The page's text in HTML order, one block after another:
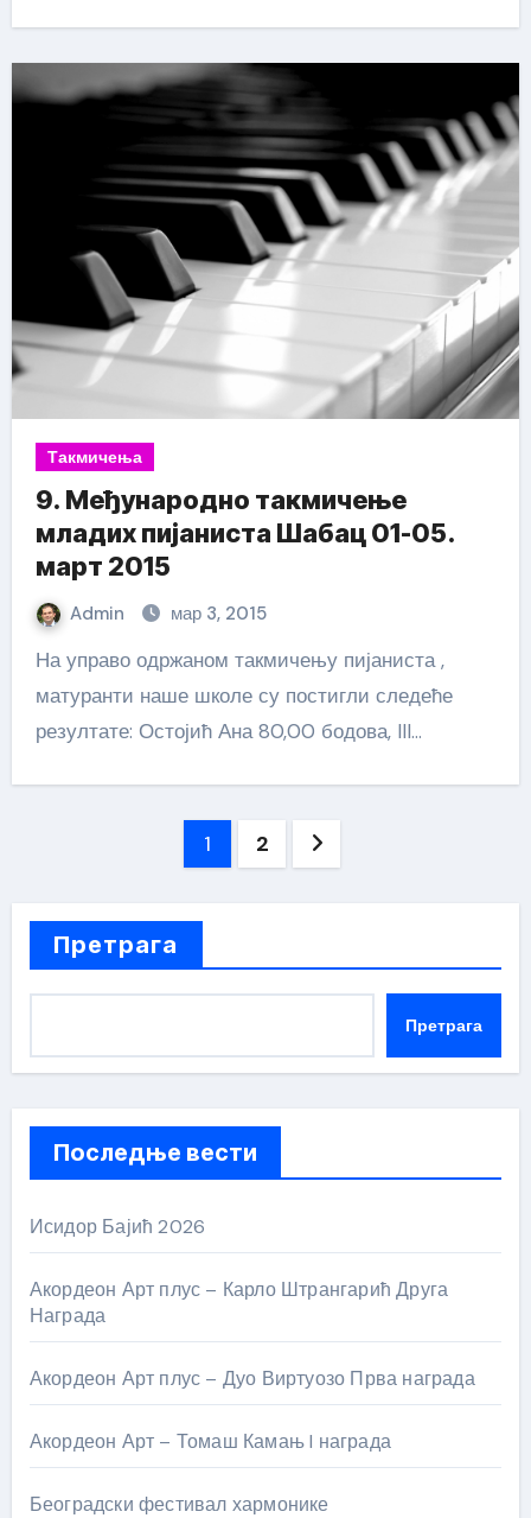
Такмичења
9. Међународно такмичење
младих пијаниста Шабац 01-05.
март 2015
Admin мар 3, 2015
На управо одржаном такмичењу пијаниста ,
матуранти наше школе су постигли следеће
резултате: Остојић Ана 80,00 бодова, III…
Пагинација1 2
Претрага
Претрага
Последње вести
Исидор Бајић 2026
Акордеон Арт плус – Карло Штрангарић Друга
Награда
Акордеон Арт плус – Дуо Виртуозо Прва награда
Акордеон Арт – Томаш Камањ I награда
Београдски фестивал хармонике